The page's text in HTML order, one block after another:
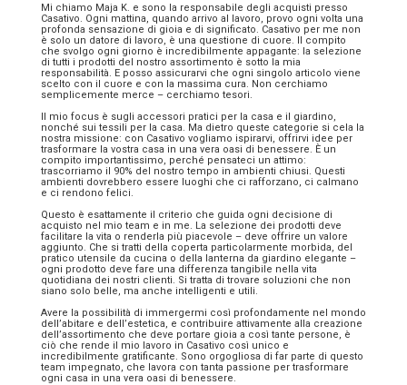
Mi chiamo Maja K. e sono la responsabile degli acquisti presso
Casativo. Ogni mattina, quando arrivo al lavoro, provo ogni volta una
profonda sensazione di gioia e di significato. Casativo per me non
è solo un datore di lavoro, è una questione di cuore. Il compito
che svolgo ogni giorno è incredibilmente appagante: la selezione
di tutti i prodotti del nostro assortimento è sotto la mia
responsabilità. E posso assicurarvi che ogni singolo articolo viene
scelto con il cuore e con la massima cura. Non cerchiamo
semplicemente merce – cerchiamo tesori.
Il mio focus è sugli accessori pratici per la casa e il giardino,
nonché sui tessili per la casa. Ma dietro queste categorie si cela la
nostra missione: con Casativo vogliamo ispirarvi, offrirvi idee per
trasformare la vostra casa in una vera oasi di benessere. È un
compito importantissimo, perché pensateci un attimo:
trascorriamo il 90% del nostro tempo in ambienti chiusi. Questi
ambienti dovrebbero essere luoghi che ci rafforzano, ci calmano
e ci rendono felici.
Questo è esattamente il criterio che guida ogni decisione di
acquisto nel mio team e in me. La selezione dei prodotti deve
facilitare la vita o renderla più piacevole – deve offrire un valore
aggiunto. Che si tratti della coperta particolarmente morbida, del
pratico utensile da cucina o della lanterna da giardino elegante –
ogni prodotto deve fare una differenza tangibile nella vita
quotidiana dei nostri clienti. Si tratta di trovare soluzioni che non
siano solo belle, ma anche intelligenti e utili.
Avere la possibilità di immergermi così profondamente nel mondo
dell’abitare e dell’estetica, e contribuire attivamente alla creazione
dell’assortimento che deve portare gioia a così tante persone, è
ciò che rende il mio lavoro in Casativo così unico e
incredibilmente gratificante. Sono orgogliosa di far parte di questo
team impegnato, che lavora con tanta passione per trasformare
ogni casa in una vera oasi di benessere.